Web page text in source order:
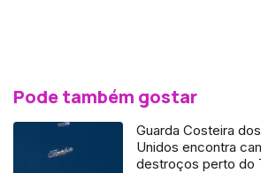
Pode também gostar
Guarda Costeira
Unidos encontra
destroços perto do